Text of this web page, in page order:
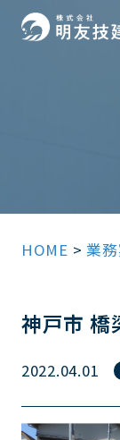
HOME >業
神戸市 橋
2022.04.01